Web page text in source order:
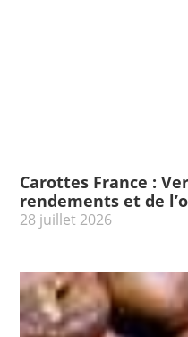
Carottes France :
rendements et de
28 juillet 2026